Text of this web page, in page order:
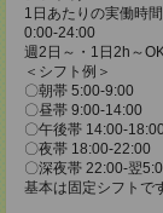
1日あたりの実働時
0:00-24:00
週2日～・1日2h～OK
＜シフト例＞
〇朝帯 5:00-9:00
〇昼帯 9:00-14:00
〇午後帯 14:00-
〇夜帯 18:00-22:00
〇深夜帯 22:00-翌
基本は固定シフトで